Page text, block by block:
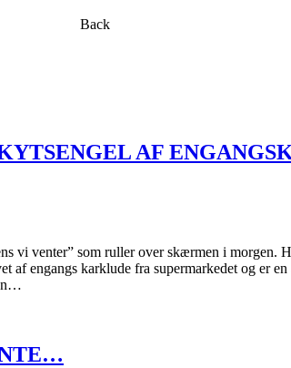
Back
AF
vi venter” som ruller over skærmen i morgen.
af engangs karklude fra supermarkedet og er